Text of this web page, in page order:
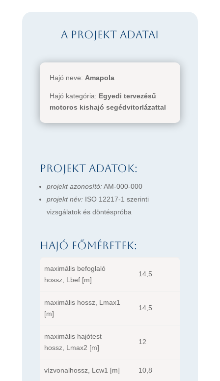
A projekt adatai
Hajó neve: Amapola
Hajó kategória: Egyedi tervezésű
motoros kishajó segédvitorlázattal
Projekt adatok:
projekt azonosító:AM-000-000
projekt név:ISO 12217-1 szerinti
vizsgálatok és döntéspróba
Hajó főméretek:
maximális befoglaló
hossz, Lbef [m]
14,5
maximális hossz, Lmax1
[m]
14,5
maximális hajótest
hossz, Lmax2 [m]
12
vízvonalhossz, Lcw1 [m] 10,8